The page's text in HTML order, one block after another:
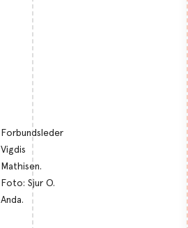
Forbundsleder
Vigdis
Mathisen.
Foto: Sjur O.
Anda.